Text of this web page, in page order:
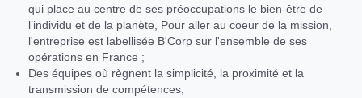
qui place au centre de ses préoccupations le bien-être de
l’individu et de la planète, Pour aller au coeur de la mission,
l'entreprise est labellisée B'Corp sur l'ensemble de ses
opérations en France ;
Des équipes où règnent la simplicité, la proximité et la
transmission de compétences,